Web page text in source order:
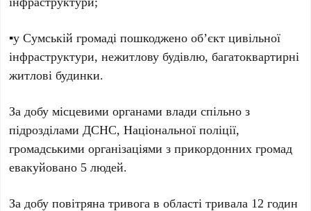
▪️у Сумській громаді пошкоджено об’єкт цивільної
інфраструктури, нежитлову будівлю, багатоквартирні
житлові будинки.
За добу місцевими органами влади спільно з
підрозділами ДСНС, Національної поліції,
громадськими організаціями з прикордонних громад
евакуйовано 5 людей.
За добу повітряна тривога в області тривала 12 годин